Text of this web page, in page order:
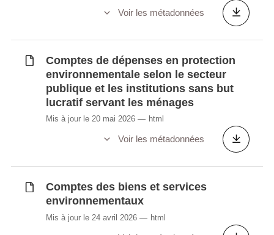
culturel (en millions EUR)
protection environnementale par fonction et
charactéristiques économiques 2008-2011
Production nationale de services en
protection environnementale par objectif et
charactéristiques économiques
Séquence des comptes de l'économie
sociale et solidaire (mio. EUR)
Tableau de bord de l'économie verte et des
empreintes environnementales
Taxes environnementales (en millions
EUR)
Transferts environnementaux
Voir les métadonnées
Comptes de dépenses en protection
environnementale selon le secteur
publique et les institutions sans but
lucratif servant les ménages
Mis à jour le 20 mai 2026 html
Voir les métadonnées
Comptes des biens et services
environnementaux
Mis à jour le 24 avril 2026 html